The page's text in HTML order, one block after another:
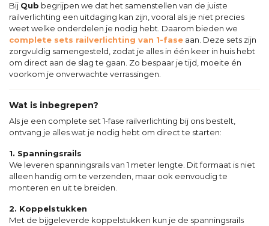
Bij Qub begrijpen we dat het samenstellen van de juiste
railverlichting een uitdaging kan zijn, vooral als je niet precies
weet welke onderdelen je nodig hebt. Daarom bieden we
complete sets railverlichting van 1-fase aan. Deze sets zijn
zorgvuldig samengesteld, zodat je alles in één keer in huis hebt
om direct aan de slag te gaan. Zo bespaar je tijd, moeite én
voorkom je onverwachte verrassingen.
Wat is inbegrepen?
Als je een complete set 1-fase railverlichting bij ons bestelt,
ontvang je alles wat je nodig hebt om direct te starten:
1. Spanningsrails
We leveren spanningsrails van 1 meter lengte. Dit formaat is niet
alleen handig om te verzenden, maar ook eenvoudig te
monteren en uit te breiden.
2. Koppelstukken
Met de bijgeleverde koppelstukken kun je de spanningsrails